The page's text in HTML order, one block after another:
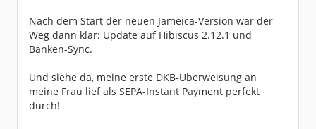
Nach dem Start der neuen Jameica-Version war der
Weg dann klar: Update auf Hibiscus 2.12.1 und
Banken-Sync.
Und siehe da, meine erste DKB-Überweisung an
meine Frau lief als SEPA-Instant Payment perfekt
durch!